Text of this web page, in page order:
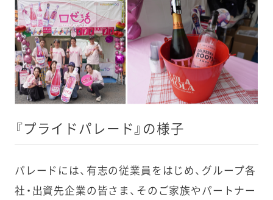
『プライドパレード』の様子
パレードには、有志の従業員をはじめ、グループ各
社・出資先企業の皆さま、そのご家族やパートナー